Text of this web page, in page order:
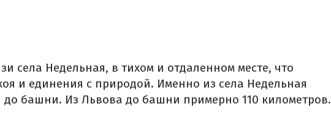
села Недельная, в тихом и отдаленном месте, что
и единения с природой. Именно из села Недельная
до башни. Из Львова до башни примерно 110 километров.